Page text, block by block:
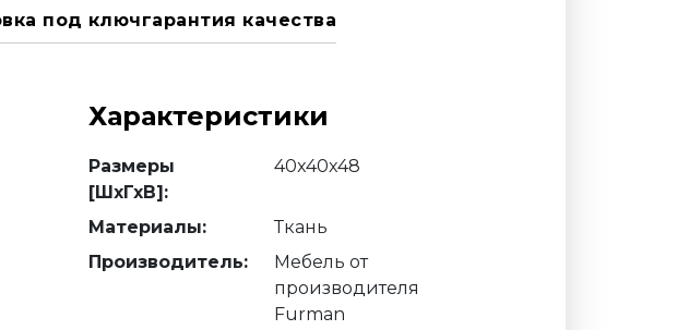
под ключгарантия качества
Характеристики
Размеры
[ШхГхВ]:
40x40x48
Материалы:
Ткань
Производитель:
Мебель от
производителя
Furman